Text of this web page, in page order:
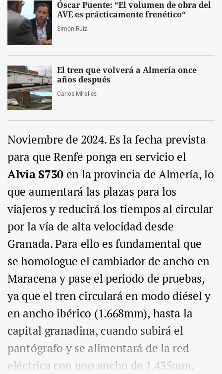
Óscar Puente: “El volumen de obra del
AVE es prácticamente frenético“
Simón Ruiz
El tren que volverá a Almería once
años después
Carlos Miralles
Noviembre de 2024. Es la fecha prevista
para que Renfe ponga en servicio el
Alvia S730 en la provincia de Almería, lo
que aumentará las plazas para los
viajeros y reducirá los tiempos al circular
por la vía de alta velocidad desde
Granada. Para ello es fundamental que
se homologue el cambiador de ancho en
Maracena y pase el periodo de pruebas,
ya que el tren circulará en modo diésel y
en ancho ibérico (1.668mm), hasta la
capital granadina, cuando subirá el
pantógrafo y se alimentará de la red
eléctrica con uno ancho de 1.435mm.